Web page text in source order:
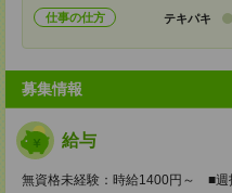
仕事の仕方 テキパキ
募集情報
給与
無資格未経験：時給1400円～ ■